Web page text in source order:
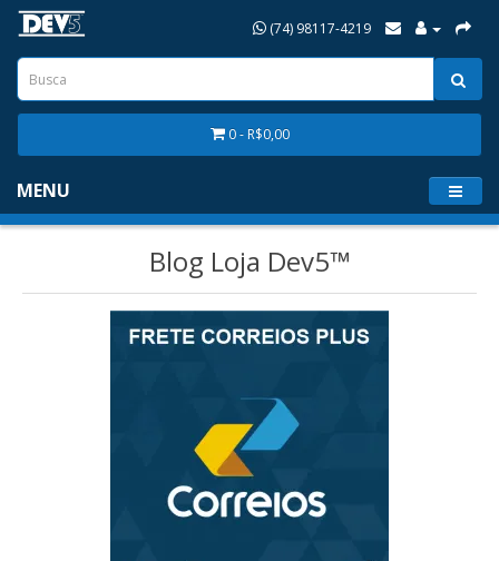
(74) 98117-4219
0 - R$0,00
MENU
Blog Loja Dev5™